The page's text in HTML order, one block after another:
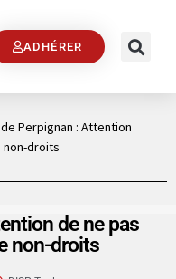
ADHÉRER
Perpignan : Attention
non-droits
de ne pas
non-droits